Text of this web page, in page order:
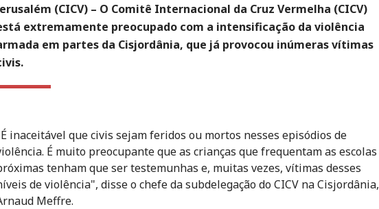
(CICV) – O Comitê Internacional da Cruz Vermelha (CICV)
extremamente preocupado com a intensificação da violência
em partes da Cisjordânia, que já provocou inúmeras vítimas
inaceitável que civis sejam feridos ou mortos nesses episódios de
É muito preocupante que as crianças que frequentam as escolas
tenham que ser testemunhas e, muitas vezes, vítimas desses
de violência", disse o chefe da subdelegação do CICV na Cisjordânia,
Meffre.